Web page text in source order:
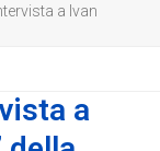
a Ivan
a